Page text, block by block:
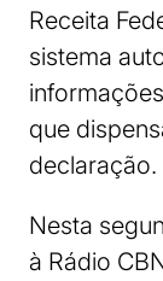
Receita
sistema
que
declaração.
Nesta
à Rádio